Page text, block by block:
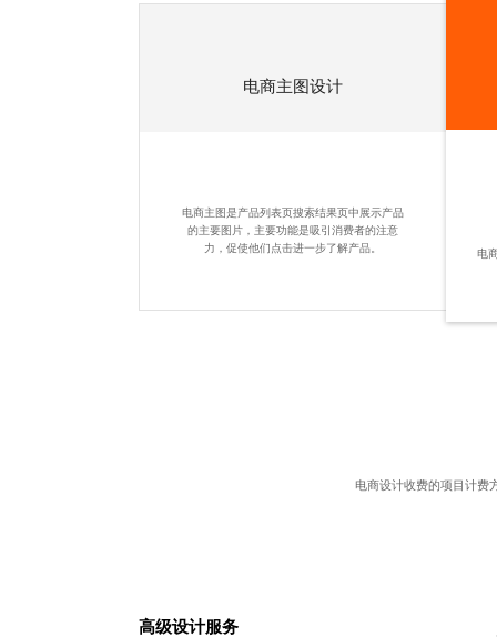
电商主图设计
电商主图是产品列表页搜索结果页中展示产品
的主要图片，主要功能是吸引消费者的注意
力，促使他们点击进一步了解产品。
电
电商设计收费的项目计费
高级设计服务